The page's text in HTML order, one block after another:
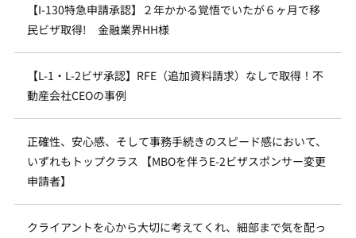
【I-130特急申請承認】２年かかる覚悟でいたが６ヶ月で移
民ビザ取得! 金融業界HH様
【L-1・L-2ビザ承認】RFE（追加資料請求）なしで取得！不
動産会社CEOの事例
正確性、安心感、そして事務手続きのスピード感において、
いずれもトップクラス 【MBOを伴うE-2ビザスポンサー変更
申請者】
クライアントを心から大切に考えてくれ、細部まで気を配っ